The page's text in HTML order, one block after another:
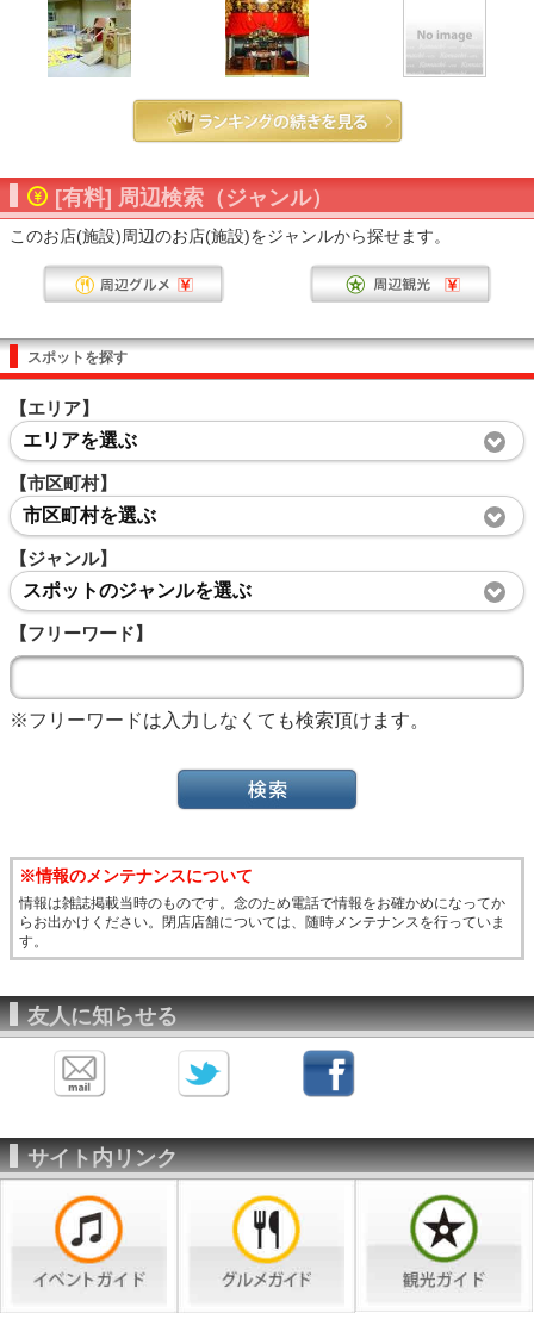
[有料] 周辺検索（ジャンル）
このお店(施設)周辺のお店(施設)をジャンルから探せます。
スポットを探す
【エリア】
エリアを選ぶ
【市区町村】
市区町村を選ぶ
【ジャンル】
スポットのジャンルを選ぶ
【フリーワード】
※フリーワードは入力しなくても検索頂けます。
※情報のメンテナンスについて
情報は雑誌掲載当時のものです。念のため電話で情報をお確かめになってか
らお出かけください。閉店店舗については、随時メンテナンスを行っていま
す。
友人に知らせる
サイト内リンク